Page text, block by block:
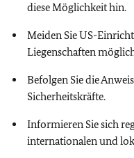
diese Möglichkeit hin.
Meiden Sie US-
Liegenschaften
Befolgen Sie die
Sicherheitskräfte.
Informieren Sie sich
internationalen und